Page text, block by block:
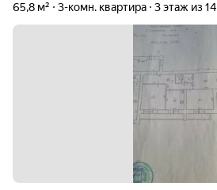
65,8 м² 3-комн. квартира 3 этаж из 14